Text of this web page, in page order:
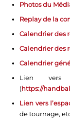
Photos du
Replay de la
Calendrier des
Calendrier des
Calendrier
Lien vers
(https://
Lien vers
de tournage,